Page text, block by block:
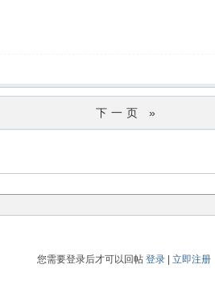
下一页 »
您需要登录后才可以回帖 登录| 立即注册